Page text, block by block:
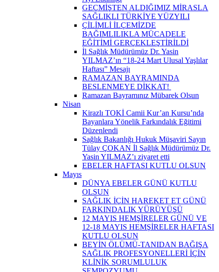
GEÇMİŞTEN ALDIĞIMIZ MİRASLA
SAĞLIKLI TÜRKİYE YÜZYILI
ÇİLİMLİ İLÇEMİZDE
BAĞIMLILIKLA MÜCADELE
EĞİTİMİ GERÇEKLEŞTİRİLDİ
İl Sağlık Müdürümüz Dr. Yasin
YILMAZ’ın “18-24 Mart Ulusal Yaşlılar
Haftası” Mesajı
RAMAZAN BAYRAMINDA
BESLENMEYE DİKKAT! ​
Ramazan Bayramınız Mübarek Olsun
Nisan
Kirazlı TOKİ Camii Kur’an Kursu’nda
Bayanlara Yönelik Farkındalık Eğitimi
Düzenlendi
Sağlık Bakanlığı Hukuk Müşaviri Sayın
Tülay ÇOKAN İl Sağlık Müdürümüz Dr.
Yasin YILMAZ’ı ziyaret etti
EBELER HAFTASI KUTLU OLSUN
Mayıs
DÜNYA EBELER GÜNÜ KUTLU
OLSUN
SAĞLIK İÇİN HAREKET ET GÜNÜ
FARKINDALIK YÜRÜYÜŞÜ
12 MAYIS HEMŞİRELER GÜNÜ VE
12-18 MAYIS HEMŞİRELER HAFTASI
KUTLU OLSUN
BEYİN ÖLÜMÜ-TANIDAN BAĞIŞA
SAĞLIK PROFESYONELLERİ İÇİN
KLİNİK SORUMLULUK